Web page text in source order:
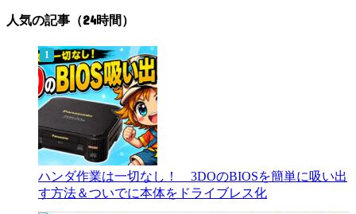
人気の記事（24時間）
ハンダ作業は一切なし！ 3DOのBIOSを簡単に吸い出
す方法＆ついでに本体をドライブレス化